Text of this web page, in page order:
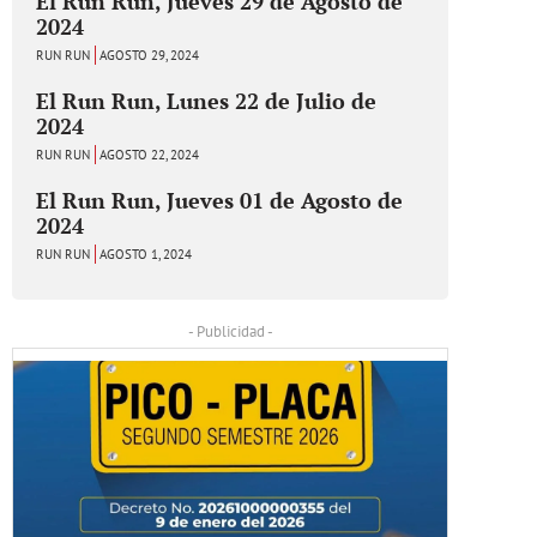
2024
RUN RUN AGOSTO 29, 2024
El Run Run, Lunes 22 de Julio de
2024
RUN RUN AGOSTO 22, 2024
El Run Run, Jueves 01 de Agosto de
2024
RUN RUN AGOSTO 1, 2024
- Publicidad -